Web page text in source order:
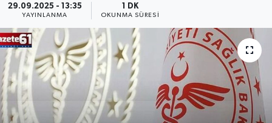
29.09.2025 - 13:35
YAYINLANMA
1 DK
OKUNMA SÜRESI
Son Dakika Haberleri
Haber Arşivi